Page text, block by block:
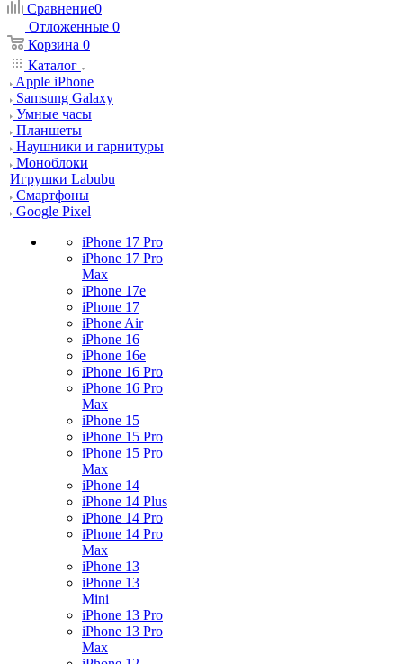
Сравнение0
Отложенные 0
Корзина 0
Каталог
Apple iPhone
Samsung Galaxy
Умные часы
Планшеты
Наушники и гарнитуры
Моноблоки
Игрушки Labubu
Смартфоны
Google Pixel
iPhone 17 Pro
iPhone 17 Pro
Max
iPhone 17e
iPhone 17
iPhone Air
iPhone 16
iPhone 16e
iPhone 16 Pro
iPhone 16 Pro
Max
iPhone 15
iPhone 15 Pro
iPhone 15 Pro
Max
iPhone 14
iPhone 14 Plus
iPhone 14 Pro
iPhone 14 Pro
Max
iPhone 13
iPhone 13
Mini
iPhone 13 Pro
iPhone 13 Pro
Max